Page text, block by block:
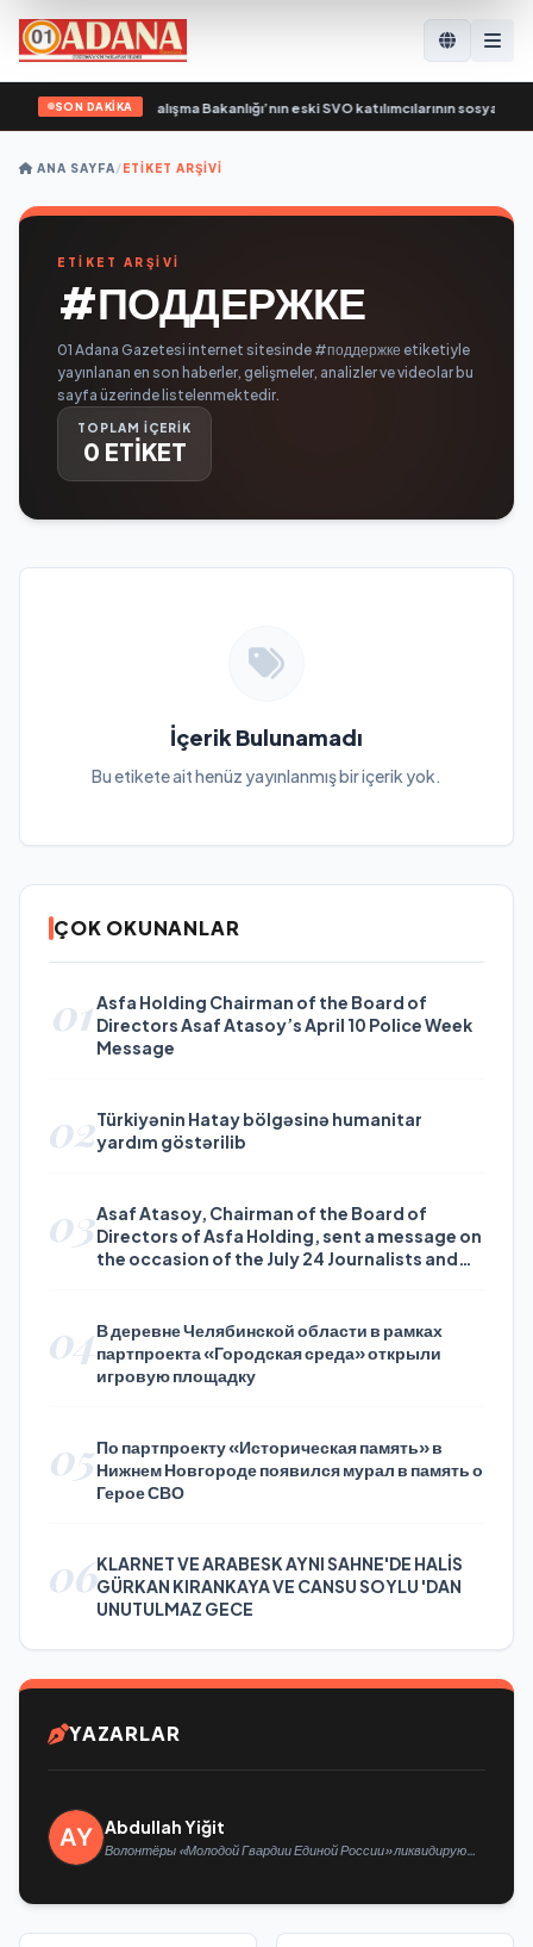
SON DAKİKA
Birleşik Rusya, Çalışma Bakanlığı’nın eski SVO katılımcılarının sosyal
ANA SAYFA/ETIKET ARŞIVI
ETİKET ARŞİVİ
#ПОДДЕРЖКЕ
01 Adana Gazetesi internet sitesinde #поддержке etiketiyle
yayınlanan en son haberler, gelişmeler, analizler ve videolar bu
sayfa üzerinde listelenmektedir.
TOPLAM İÇERİK
0 ETİKET
İçerik Bulunamadı
Bu etikete ait henüz yayınlanmış bir içerik yok.
ÇOK OKUNANLAR
01Asfa Holding Chairman of the Board of
Directors Asaf Atasoy’s April 10 Police Week
Message
02Türkiyənin Hatay bölgəsinə humanitar
yardım göstərilib
03Asaf Atasoy, Chairman of the Board of
Directors of Asfa Holding, sent a message on
the occasion of the July 24 Journalists and
04В деревне Челябинской области в рамках
партпроекта «Городская среда» открыли
игровую площадку
05По партпроекту «Историческая память» в
Нижнем Новгороде появился мурал в память о
Герое СВО
06KLARNET VE ARABESK AYNI SAHNE'DE HALİS
GÜRKAN KIRANKAYA VE CANSU SOYLU 'DAN
UNUTULMAZ GECE
YAZARLAR
Abdullah Yiğit
Волонтёры «Молодой Гвардии Единой России» ликвидируют